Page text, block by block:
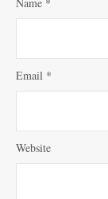
Email *
Website